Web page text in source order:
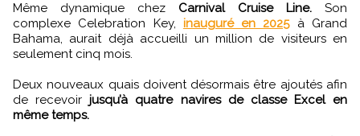
Même dynamique chez Carnival Cruise Line. Son
complexe Celebration Key, inauguré en 2025à Grand
Bahama, aurait déjà accueilli un million de visiteurs en
seulement cinq mois.
Deux nouveaux quais doivent désormais être ajoutés afin
de recevoirjusqu’à quatre navires de classe Excel en
même temps.